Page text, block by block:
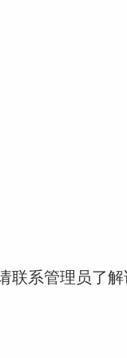
联系管理员了